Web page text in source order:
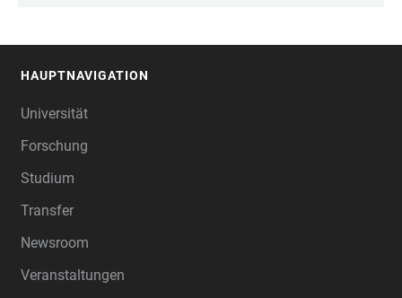
HAUPTNAVIGATION
Universität
Forschung
Studium
Transfer
Newsroom
Veranstaltungen